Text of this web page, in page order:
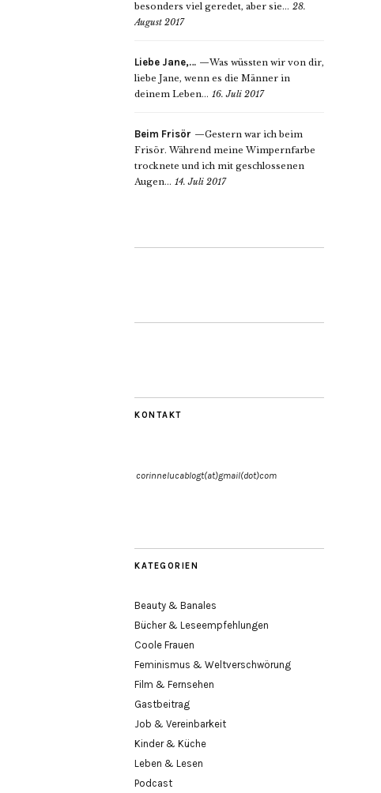
besonders viel geredet, aber sie... 28.
August 2017
Liebe Jane,…
Was wüssten wir von dir,
liebe Jane, wenn es die Männer in
deinem Leben... 16. Juli 2017
Beim Frisör
Gestern war ich beim
Frisör. Während meine Wimpernfarbe
trocknete und ich mit geschlossenen
Augen... 14. Juli 2017
KONTAKT
corinnelucablogt(at)gmail(dot)com
KATEGORIEN
Beauty & Banales
Bücher & Leseempfehlungen
Coole Frauen
Feminismus & Weltverschwörung
Film & Fernsehen
Gastbeitrag
Job & Vereinbarkeit
Kinder & Küche
Leben & Lesen
Podcast